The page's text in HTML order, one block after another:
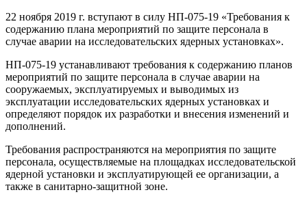
22 ноября 2019 г. вступают в силу НП-075-19 «Требования к
содержанию плана мероприятий по защите персонала в
случае аварии на исследовательских ядерных установках».
НП-075-19 устанавливают требования к содержанию планов
мероприятий по защите персонала в случае аварии на
сооружаемых, эксплуатируемых и выводимых из
эксплуатации исследовательских ядерных установках и
определяют порядок их разработки и внесения изменений и
дополнений.
Требования распространяются на мероприятия по защите
персонала, осуществляемые на площадках исследовательской
ядерной установки и эксплуатирующей ее организации, а
также в санитарно-защитной зоне.